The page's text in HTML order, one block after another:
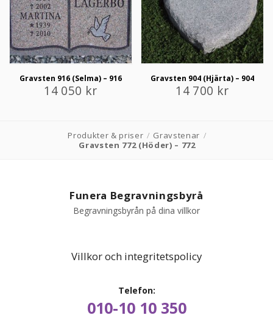
Gravsten 916 (Selma) – 916
14 050 kr
Gravsten 904 (Hjärta) – 904
14 700 kr
Produkter & priser / Gravstenar /
Gravsten 772 (Höder) – 772
Funera Begravningsbyrå
Begravningsbyrån på dina villkor
Villkor och integritetspolicy
Telefon:
010-10 10 350